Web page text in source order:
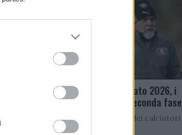
Ritiro precampionato 2026, i
convocati per la seconda fase
Di seguito l’elenco dei calciatori
convocati per...